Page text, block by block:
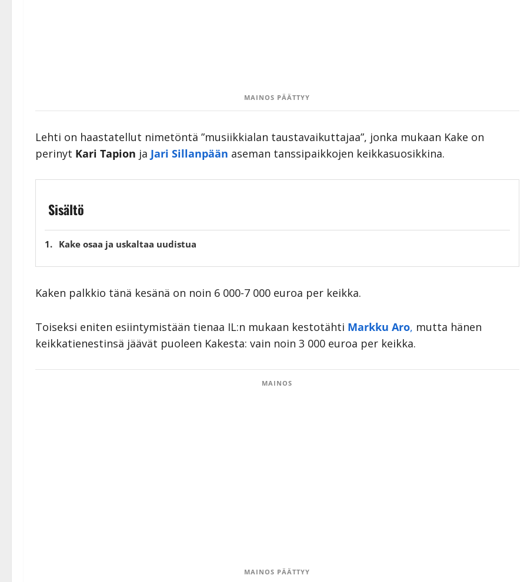
MAINOS PÄÄTTYY
Lehti on haastatellut nimetöntä ”musiikkialan taustavaikuttajaa”, jonka mukaan Kake on
perinyt Kari Tapion ja Jari Sillanpään aseman tanssipaikkojen keikkasuosikkina.
Sisältö
Kake osaa ja uskaltaa uudistua
Kaken palkkio tänä kesänä on noin 6 000-7 000 euroa per keikka.
Toiseksi eniten esiintymistään tienaa IL:n mukaan kestotähti Markku Aro, mutta hänen
keikkatienestinsä jäävät puoleen Kakesta: vain noin 3 000 euroa per keikka.
MAINOS
MAINOS PÄÄTTYY